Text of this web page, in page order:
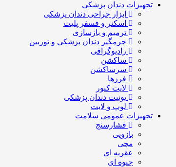
تجهیزات دندان پزشکی
ابزار جراحی دندان پزشکی
اسکنر و فسفر پلیت
ترمیم و بازسازی
جرمگیر دندان پزشکی و توربین
رادیوگرافی
ساکشن
سرساکشن
فرزها
لایت کیور
یونیت دندان پزشکی
لوپ و لایت
تجهیزات عمومی سلامت
فشارسنج
بازویی
مچی
عقربه ای
جیوه ای